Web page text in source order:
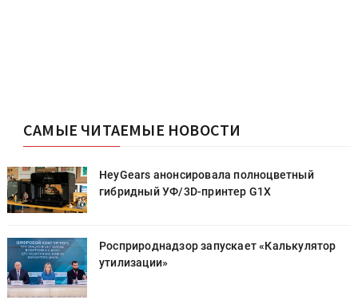
САМЫЕ ЧИТАЕМЫЕ НОВОСТИ
HeyGears анонсировала полноцветный
гибридный УФ/3D-принтер G1X
Росприроднадзор запускает «Калькулятор
утилизации»